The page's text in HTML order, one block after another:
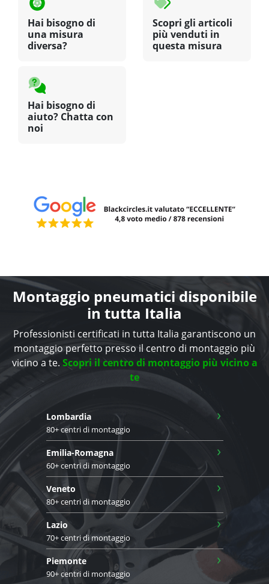
Hai bisogno di
una misura
diversa?
Scopri gli articoli
più venduti in
questa misura
Hai bisogno di
aiuto? Chatta con
noi
Montaggio pneumatici disponibile
in tutta Italia
Professionisti certificati in tutta Italia garantiscono un
montaggio perfetto presso il centro di montaggio più
vicino a te. Scopri il centro di montaggio più vicino a
te
Lombardia
80+ centri di montaggio
›
Emilia-Romagna
60+ centri di montaggio
›
Veneto
80+ centri di montaggio
›
Lazio
70+ centri di montaggio
›
Piemonte
90+ centri di montaggio
›